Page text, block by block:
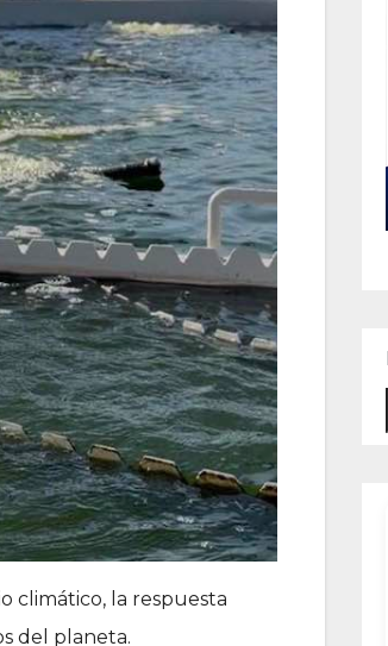
climático, la respuesta
del planeta.